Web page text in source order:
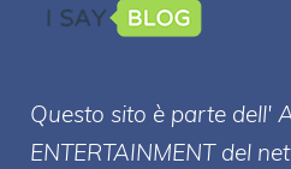
Questo sito è parte dell'
ENTERTAINMENT del